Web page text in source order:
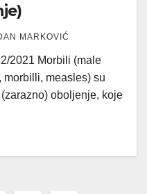
MARKOVIĆ
2021 Morbili (male
morbilli, measles) su
oboljenje, koje